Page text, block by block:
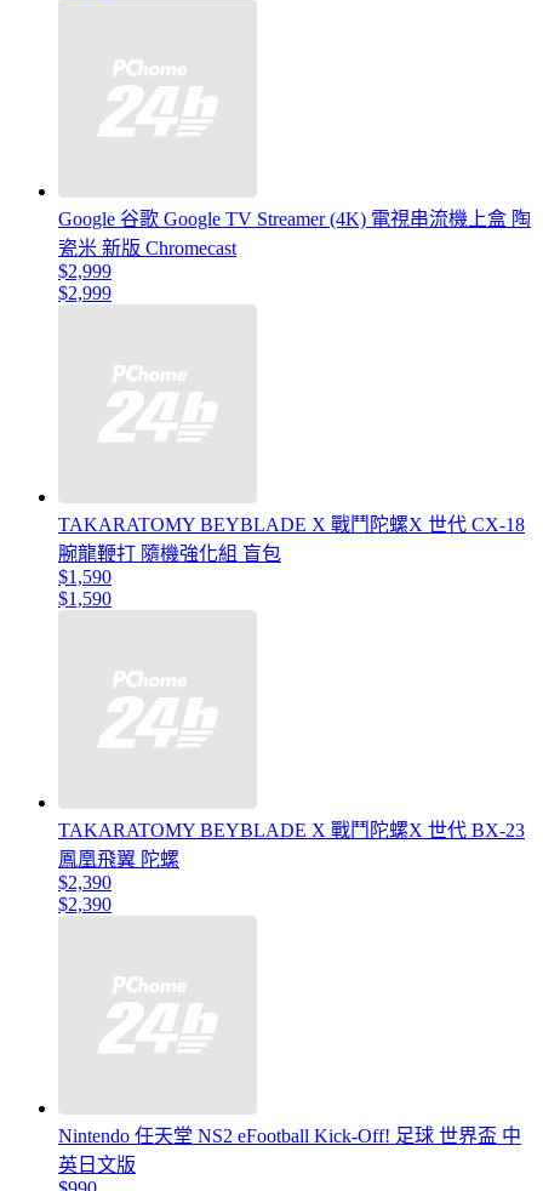
Google 谷歌 Google TV Streamer (4K) 電視串流機上盒 陶
瓷米 新版 Chromecast
$2,999
$2,999
TAKARATOMY BEYBLADE X 戰鬥陀螺X 世代 CX-18
腕龍鞭打 隨機強化組 盲包
$1,590
$1,590
TAKARATOMY BEYBLADE X 戰鬥陀螺X 世代 BX-23
鳳凰飛翼 陀螺
$2,390
$2,390
Nintendo 任天堂 NS2 eFootball Kick-Off! 足球 世界盃 中
英日文版